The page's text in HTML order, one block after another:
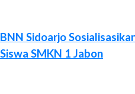
BNN Sidoarjo
Siswa SMKN 1 Jabon